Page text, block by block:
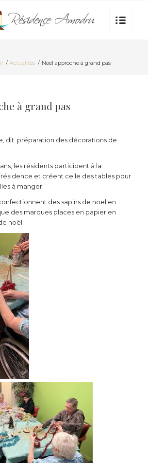
/ Actualités / Noël approche à grand pas
à grand pas
dit préparation des décorations de
les résidents participent à la
et créent celle des tables pour
à manger.
des sapins de noël en
des marques places en papier en
noël.